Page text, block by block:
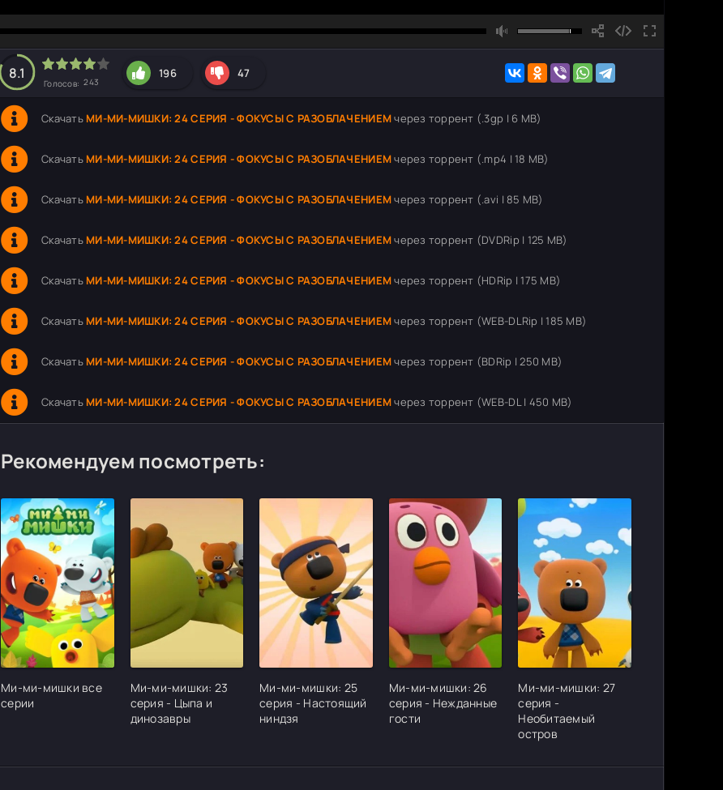
hd2160
hd1440
highres
hd1080
hd720
large
medium
small
tiny
8.1
Голосов: 243
196 47
Скачать МИ-МИ-МИШКИ: 24 СЕРИЯ - ФОКУСЫ С РАЗОБЛАЧЕНИЕМчерез торрент (.3gp | 6 MB)
Скачать МИ-МИ-МИШКИ: 24 СЕРИЯ - ФОКУСЫ С РАЗОБЛАЧЕНИЕМчерез торрент (.mp4 | 18 MB)
Скачать МИ-МИ-МИШКИ: 24 СЕРИЯ - ФОКУСЫ С РАЗОБЛАЧЕНИЕМчерез торрент (.avi | 85 MB)
Скачать МИ-МИ-МИШКИ: 24 СЕРИЯ - ФОКУСЫ С РАЗОБЛАЧЕНИЕМчерез торрент (DVDRip | 125 MB)
Скачать МИ-МИ-МИШКИ: 24 СЕРИЯ - ФОКУСЫ С РАЗОБЛАЧЕНИЕМчерез торрент (HDRip | 175 MB)
Скачать МИ-МИ-МИШКИ: 24 СЕРИЯ - ФОКУСЫ С РАЗОБЛАЧЕНИЕМчерез торрент (WEB-DLRip | 185 MB)
Скачать МИ-МИ-МИШКИ: 24 СЕРИЯ - ФОКУСЫ С РАЗОБЛАЧЕНИЕМчерез торрент (BDRip | 250 MB)
Скачать МИ-МИ-МИШКИ: 24 СЕРИЯ - ФОКУСЫ С РАЗОБЛАЧЕНИЕМчерез торрент (WEB-DL | 450 MB)
Рекомендуем посмотреть:
Ми-ми-мишки все
серии
Ми-ми-мишки: 23
серия - Цыпа и
динозавры
Ми-ми-мишки: 25
серия - Настоящий
ниндзя
Ми-ми-мишки: 26
серия - Нежданные
гости
Ми-ми-мишки: 27
серия -
Необитаемый
остров